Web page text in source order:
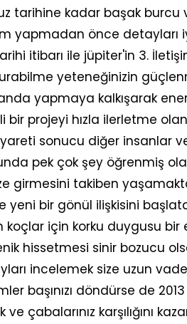
tarihine kadar başak burcu
yapmadan önce detayları
itibarı ile jüpiter'in 3.
yeteneğinizin
yapmaya kalkışarak
projeyi hızla ilerletme
sonucu diğer insanlar
pek çok şey öğrenmiş
girmesini takiben
bir gönül ilişkisini
için korku duygusu bir
hissetmesi sinir bozucu
incelemek size uzun
başınızı döndürse de
çabalarınız karşılığını